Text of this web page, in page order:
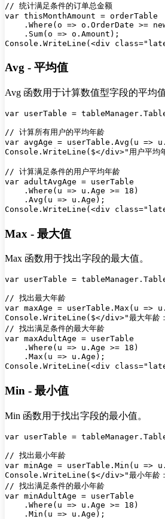
// 统计满足条件的订单总金额
var thisMonthAmount = orderTable
.Where(o => o.OrderDate >=
    .Sum(o => o.Amount);
Avg - 平均值
Avg 函数用于计算数值型字段的平均值
var userTable =
// 计算所有用户的平均年龄
var avgAge = userTable.Avg(u =>
Console.WriteLine($</div>"用户平均
// 计算满足条件的用户平均年龄
var adultAvgAge = userTable
    .Where(u => u.Age >= 18)
    .Avg(u => u.Age);
Max - 最大值
Max 函数用于找出字段的最大值。
var userTable =
// 找出最大年龄
var maxAge = userTable.Max(u =>
Console.WriteLine($</div>"最大年龄
// 找出满足条件的最大年龄
var maxAdultAge = userTable
    .Where(u => u.Age >= 18)
    .Max(u => u.Age);
Min - 最小值
Min 函数用于找出字段的最小值。
var userTable =
// 找出最小年龄
var minAge = userTable.Min(u =>
Console.WriteLine($</div>"最小年龄
// 找出满足条件的最小年龄
var minAdultAge = userTable
    .Where(u => u.Age >= 18)
    .Min(u => u.Age);